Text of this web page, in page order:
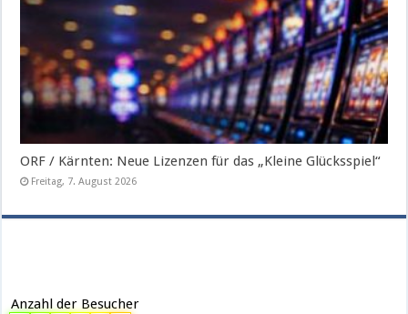
ORF / Kärnten: Neue Lizenzen für das „Kleine Glücksspiel“
Freitag, 7. August 2026
Anzahl der Besucher